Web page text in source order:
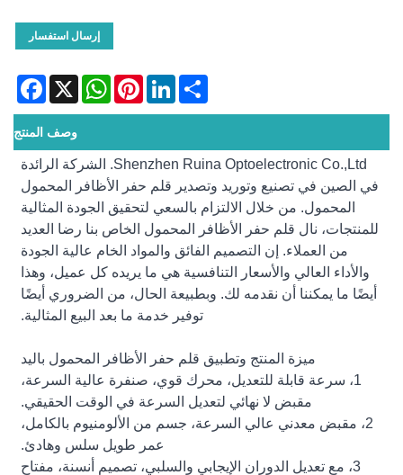
إرسال استفسار
X
WhatsAppPinterestLinkedInShare
وصف المنتج
Shenzhen Ruina Optoelectronic Co.,Ltd. الشركة الرائدة
في الصين في تصنيع وتوريد وتصدير قلم حفر الأظافر المحمول
المحمول. من خلال الالتزام بالسعي لتحقيق الجودة المثالية
للمنتجات، نال قلم حفر الأظافر المحمول الخاص بنا رضا العديد
من العملاء. إن التصميم الفائق والمواد الخام عالية الجودة
والأداء العالي والأسعار التنافسية هي ما يريده كل عميل، وهذا
أيضًا ما يمكننا أن نقدمه لك. وبطبيعة الحال، من الضروري أيضًا
توفير خدمة ما بعد البيع المثالية.
ميزة المنتج وتطبيق قلم حفر الأظافر المحمول باليد
1، سرعة قابلة للتعديل، محرك قوي، صنفرة عالية السرعة،
مقبض لا نهائي لتعديل السرعة في الوقت الحقيقي.
2، مقبض معدني عالي السرعة، جسم من الألومنيوم بالكامل،
عمر طويل سلس وهادئ.
3، مع تعديل الدوران الإيجابي والسلبي، تصميم أنسنة، مفتاح